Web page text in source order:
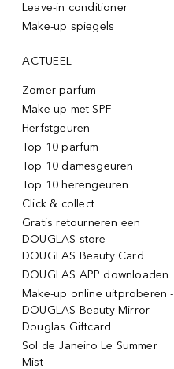
Leave-in conditioner
Make-up spiegels
ACTUEEL
Zomer parfum
Make-up met SPF
Herfstgeuren
Top 10 parfum
Top 10 damesgeuren
Top 10 herengeuren
Click & collect
Gratis retourneren een
DOUGLAS store
DOUGLAS Beauty Card
DOUGLAS APP downloaden
Make-up online uitproberen -
DOUGLAS Beauty Mirror
Douglas Giftcard
Sol de Janeiro Le Summer
Mist